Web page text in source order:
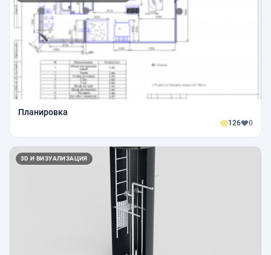
Планировка
126 0
3D И ВИЗУАЛИЗАЦИЯ